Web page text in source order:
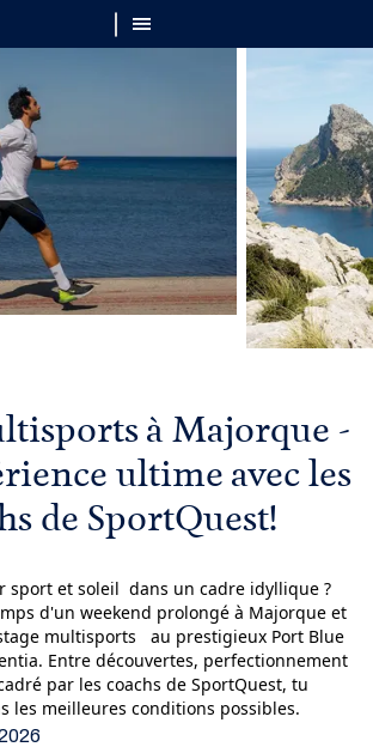
à Majorque -
ultime avec les
de SportQuest!
sport et soleil dans un cadre idyllique ?
d'un weekend prolongé à Majorque et
multisports au prestigieux Port Blue
Entre découvertes, perfectionnement
par les coachs de SportQuest, tu
les meilleures conditions possibles.